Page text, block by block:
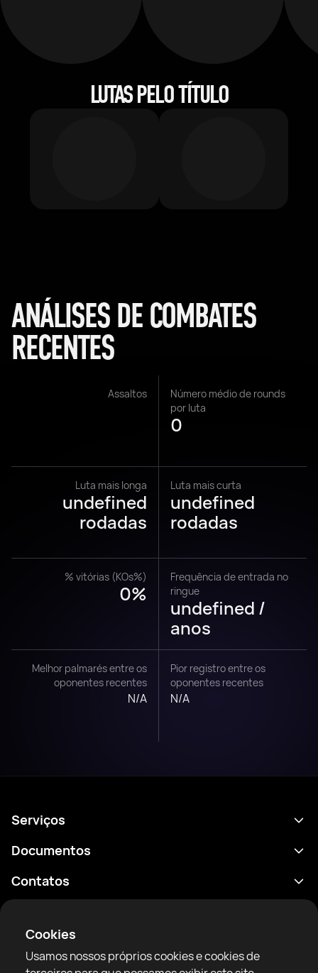
Cookies
Usamos nossos próprios cookies e cookies de
LUTAS PELO TÍTULO
ANÁLISES DE COMBATES
RECENTES
Assaltos
Número médio de rounds
por luta
0
Luta mais longa
undefined
rodadas
Luta mais curta
undefined
rodadas
% vitórias (KOs%)
0%
Frequência de entrada no
ringue
undefined /
anos
Melhor palmarés entre os
oponentes recentes
N/A
Pior registro entre os
oponentes recentes
N/A
Serviços
Agenda
Classificações
Notícias
Documentos
Política de Privacidade
Termos de uso
Diretrizes da comunidade
Contatos